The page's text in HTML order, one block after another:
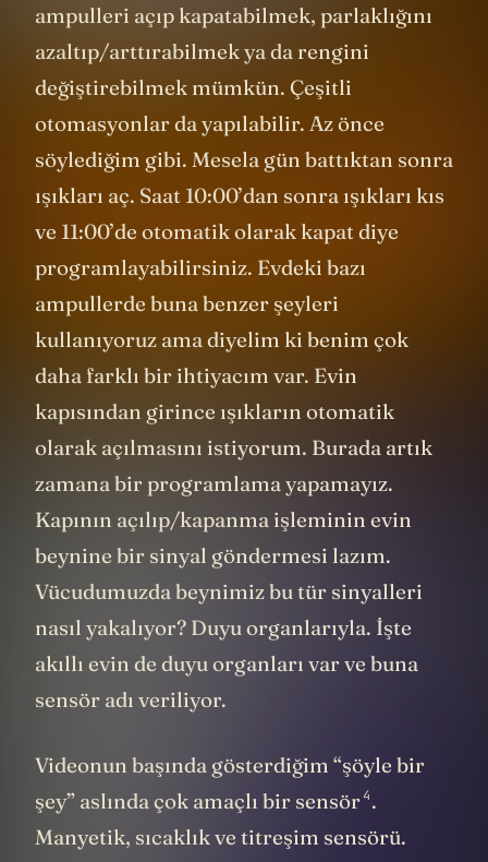
ampulleri açıp kapatabilmek, parlaklığını
azaltıp/arttırabilmek ya da rengini
değiştirebilmek mümkün. Çeşitli
otomasyonlar da yapılabilir. Az önce
söylediğim gibi. Mesela gün battıktan sonra
ışıkları aç. Saat 10:00’dan sonra ışıkları kıs
ve 11:00’de otomatik olarak kapat diye
programlayabilirsiniz. Evdeki bazı
ampullerde buna benzer şeyleri
kullanıyoruz ama diyelim ki benim çok
daha farklı bir ihtiyacım var. Evin
kapısından girince ışıkların otomatik
olarak açılmasını istiyorum. Burada artık
zamana bir programlama yapamayız.
Kapının açılıp/kapanma işleminin evin
beynine bir sinyal göndermesi lazım.
Vücudumuzda beynimiz bu tür sinyalleri
nasıl yakalıyor? Duyu organlarıyla. İşte
akıllı evin de duyu organları var ve buna
sensör adı veriliyor.
Videonun başında gösterdiğim “şöyle bir
şey” aslında çok amaçlı bir sensör4.
Manyetik, sıcaklık ve titreşim sensörü.